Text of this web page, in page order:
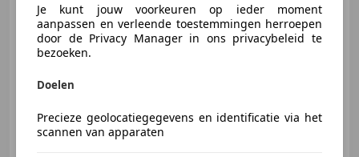
€ 11.950
09/1973
Je kunt jouw voorkeuren op ieder moment
aanpassen en verleende toestemmingen herroepen
door de Privacy Manager in ons privacybeleid te
bezoeken.
Doelen
Precieze geolocatiegegevens en identificatie via het
scannen van apparaten